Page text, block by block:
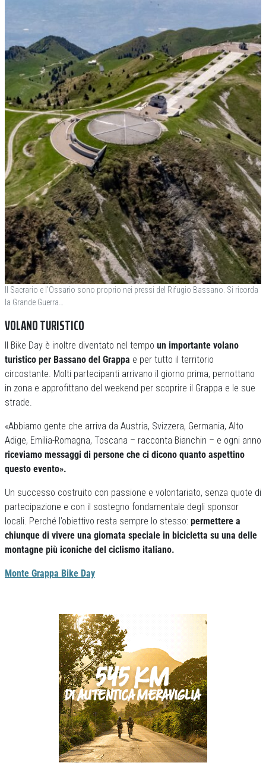
Il Sacrario e l’Ossario sono proprio nei pressi del Rifugio Bassano. Si ricorda
la Grande Guerra…
VOLANO TURISTICO
Il Bike Day è inoltre diventato nel tempo un importante volano
turistico per Bassano del Grappa e per tutto il territorio
circostante. Molti partecipanti arrivano il giorno prima, pernottano
in zona e approfittano del weekend per scoprire il Grappa e le sue
strade.
«Abbiamo gente che arriva da Austria, Svizzera, Germania, Alto
Adige, Emilia-Romagna, Toscana – racconta Bianchin – e ogni anno
riceviamo messaggi di persone che ci dicono quanto aspettino
questo evento».
Un successo costruito con passione e volontariato, senza quote di
partecipazione e con il sostegno fondamentale degli sponsor
locali. Perché l’obiettivo resta sempre lo stesso: permettere a
chiunque di vivere una giornata speciale in bicicletta su una delle
montagne più iconiche del ciclismo italiano.
Monte Grappa Bike Day
Previous